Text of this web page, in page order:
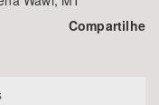
Compartilhe